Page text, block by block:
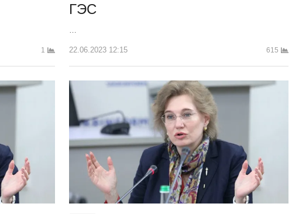
1
ГЭС
22.06.2023 12:15 615